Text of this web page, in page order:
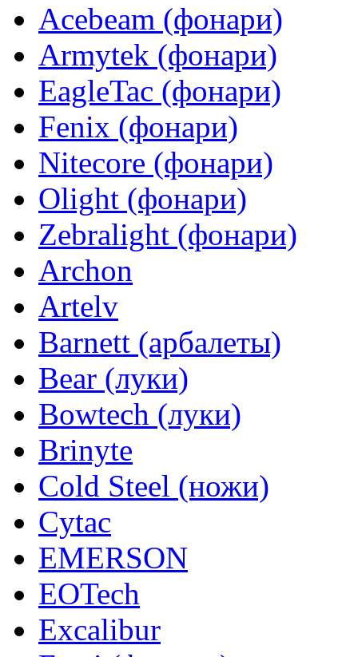
Acebeam (фонари)
Armytek (фонари)
EagleTac (фонари)
Fenix (фонари)
Nitecore (фонари)
Olight (фонари)
Zebralight (фонари)
Archon
Artelv
Barnett (арбалеты)
Bear (луки)
Bowtech (луки)
Brinyte
Cold Steel (ножи)
Cytac
EMERSON
EOTech
Excalibur